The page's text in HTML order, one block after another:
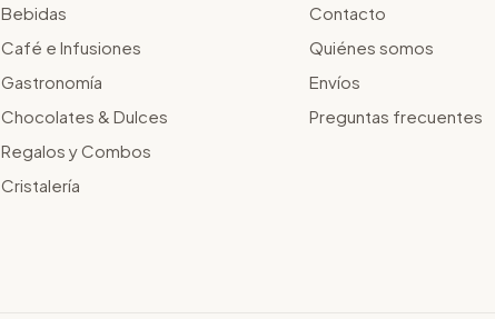
Bebidas
Café e Infusiones
Gastronomía
Chocolates & Dulces
Regalos y Combos
Cristalería
Contacto
Quiénes somos
Envíos
Preguntas frecuentes